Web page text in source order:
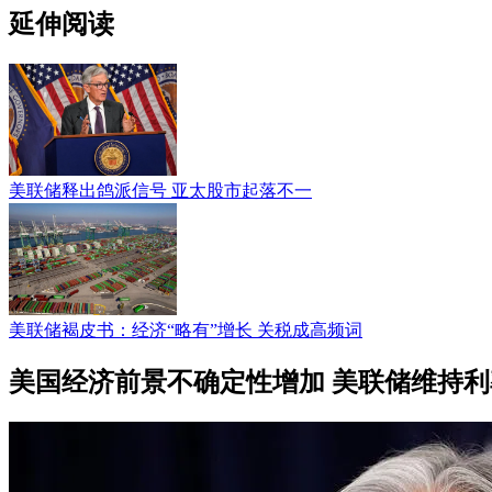
延伸阅读
美联储释出鸽派信号 亚太股市起落不一
美联储褐皮书：经济“略有”增长 关税成高频词
美国经济前景不确定性增加 美联储维持